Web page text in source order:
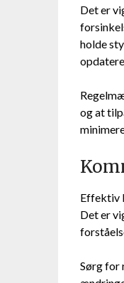
Det er
holde
og at
Effektiv
Det er
Sørg for